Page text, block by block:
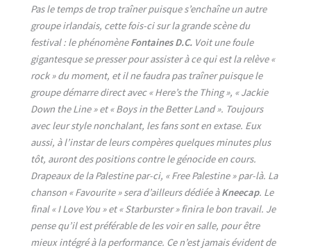
Pas le temps de trop traîner puisque s’enchaîne un autre
groupe irlandais, cette fois-ci sur la grande scène du
festival : le phénomèneFontaines D.C. Voit une foule
gigantesque se presser pour assister à ce qui est la relève «
rock » du moment, et il ne faudra pas traîner puisque le
groupe démarre direct avec « Here’s the Thing », « Jackie
Down the Line » et « Boys in the Better Land ». Toujours
avec leur style nonchalant, les fans sont en extase. Eux
aussi, à l’instar de leurs compères quelques minutes plus
tôt, auront des positions contre le génocide en cours.
Drapeaux de la Palestine par-ci, « Free Palestine » par-là. La
chanson « Favourite » sera d’ailleurs dédiée àKneecap. Le
final « I Love You » et « Starburster » finira le bon travail. Je
pense qu’il est préférable de les voir en salle, pour être
mieux intégré à la performance. Ce n’est jamais évident de